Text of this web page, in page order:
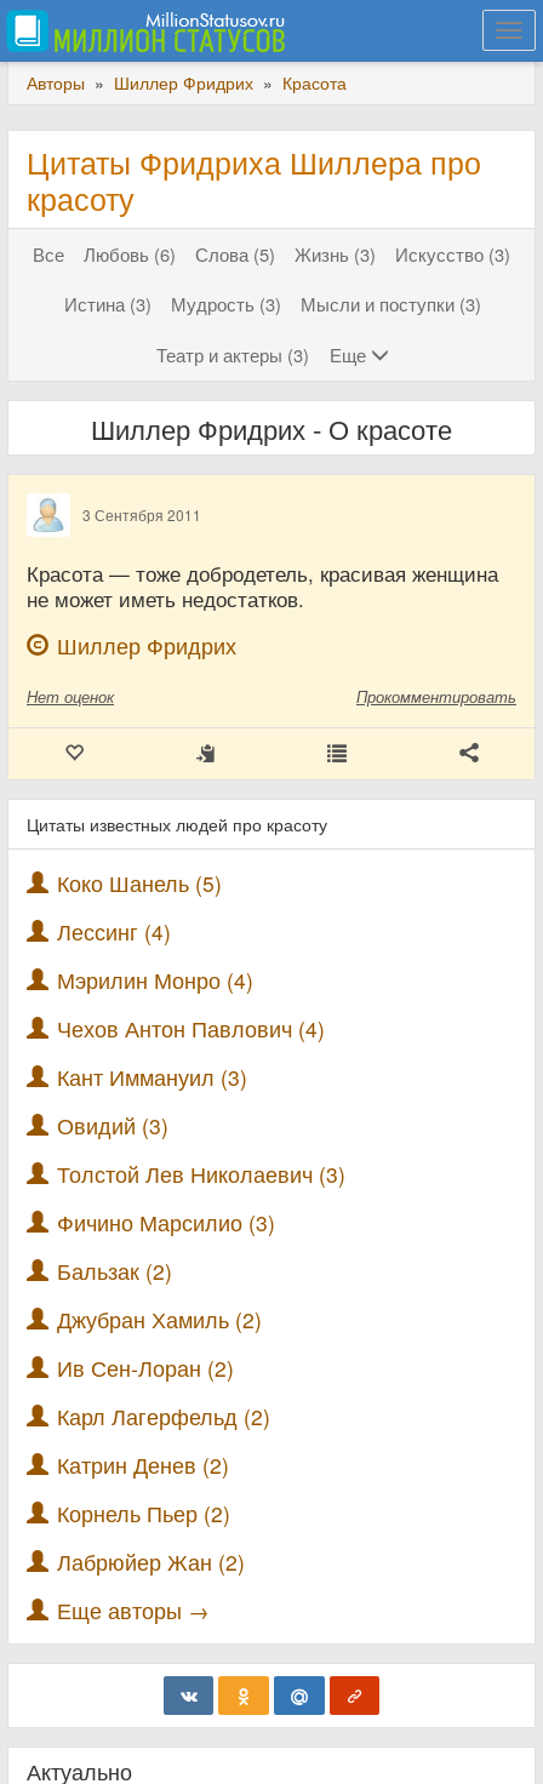
Авторы » Шиллер Фридрих » Красота
Цитаты Фридриха Шиллера про
красоту
Все Любовь (6) Слова (5) Жизнь (3)
Искусство (3)
Истина (3)
Мудрость (3)
Мысли и поступки (3)
Театр и актеры (3)
Еще
Шиллер Фридрих - О красоте
3 Сентября 2011
Красота — тоже добродетель, красивая женщина
не может иметь недостатков.
Шиллер Фридрих
Нет оценок Прокомментировать
Цитаты известных людей про красоту
Коко Шанель (5)
Лессинг (4)
Мэрилин Монро (4)
Чехов Антон Павлович (4)
Кант Иммануил (3)
Овидий (3)
Толстой Лев Николаевич (3)
Фичино Марсилио (3)
Бальзак (2)
Джубран Хамиль (2)
Ив Сен-Лоран (2)
Карл Лагерфельд (2)
Катрин Денев (2)
Корнель Пьер (2)
Лабрюйер Жан (2)
Еще авторы →
Актуально